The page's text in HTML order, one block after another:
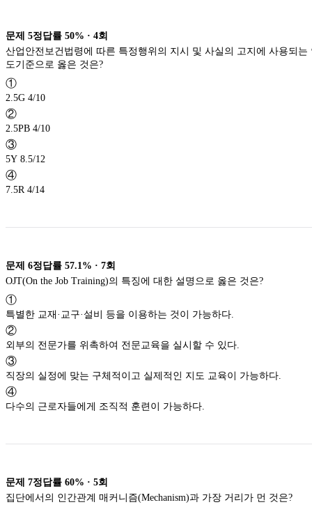
문제 5정답률 50% · 4회
산업안전보건법령에 따른 특정행위의 지시 및 사실의 고지에 사용되는
도기준으로 옳은 것은?
①
2.5G 4/10
②
2.5PB 4/10
③
5Y 8.5/12
④
7.5R 4/14
문제 6정답률 57.1% · 7회
OJT(On the Job Training)의 특징에 대한 설명으로 옳은 것은?
①
특별한 교재·교구·설비 등을 이용하는 것이 가능하다.
②
외부의 전문가를 위촉하여 전문교육을 실시할 수 있다.
③
직장의 실정에 맞는 구체적이고 실제적인 지도 교육이 가능하다.
④
다수의 근로자들에게 조직적 훈련이 가능하다.
문제 7정답률 60% · 5회
집단에서의 인간관계 매커니즘(Mechanism)과 가장 거리가 먼 것은?